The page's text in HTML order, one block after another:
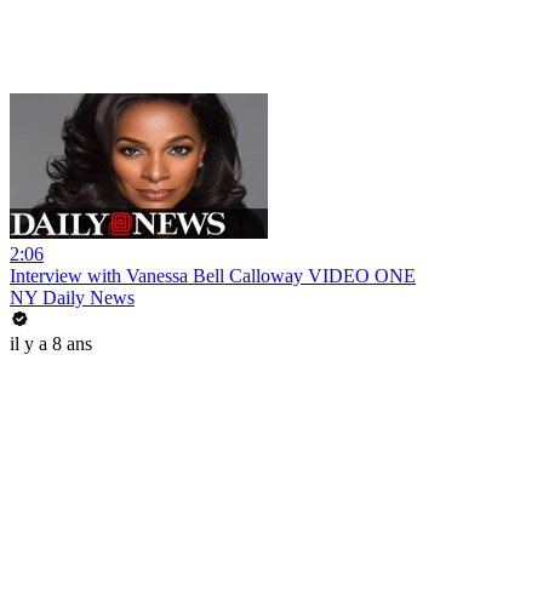
2:06
Interview with Vanessa Bell Calloway VIDEO ONE
NY Daily News
il y a 8 ans